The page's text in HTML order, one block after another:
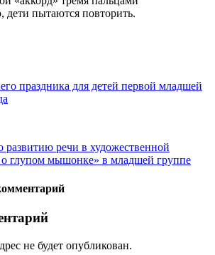
дети пытаются повторить.
праздника для детей первой младшей
развитию речи в художественной
о глупом мышонке» в младшей группе
не будет опубликован.